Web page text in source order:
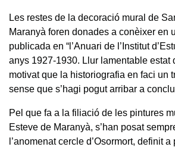
Les restes de la decoració mural de
Maranyà foren donades a conèixer en
publicada en “l’Anuari de l’Institut
anys 1927-1930. Llur lamentable estat
motivat que la historiografia en faci un
sense que s’hagi pogut arribar a
Pel que fa a la filiació de les pintures
Esteve de Maranyà, s’han posat
l’anomenat cercle d’Osormort, definit